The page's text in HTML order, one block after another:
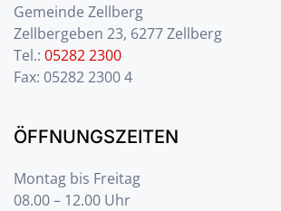
Gemeinde Zellberg
Zellbergeben 23, 6277 Zellberg
Tel.: 05282 2300
Fax: 05282 2300 4
ÖFFNUNGSZEITEN
Montag bis Freitag
08.00 – 12.00 Uhr